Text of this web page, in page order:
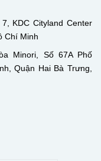
KDC Cityland Center
Chí Minh
Minori, Số 67A Phố
Quận Hai Bà Trưng,